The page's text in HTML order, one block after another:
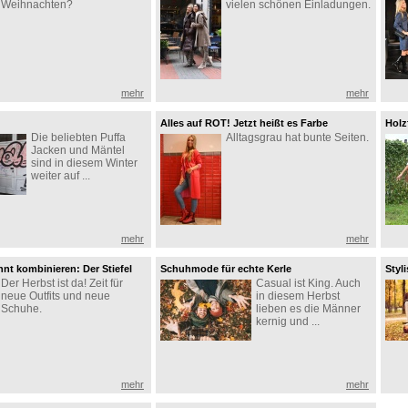
Weihnachten?
mehr
vielen schönen Einladungen.
mehr
Die beliebten Puffa
Jacken und Mäntel
sind in diesem Winter
weiter auf ...
mehr
Alles auf ROT! Jetzt heißt es Farbe
bekennen!
Alltagsgrau hat bunte Seiten.
mehr
kombinieren: Der Stiefel
perfekt!
Der Herbst ist da! Zeit für
neue Outfits und neue
Schuhe.
mehr
Schuhmode für echte Kerle
Casual ist King. Auch
in diesem Herbst
lieben es die Männer
kernig und ...
mehr